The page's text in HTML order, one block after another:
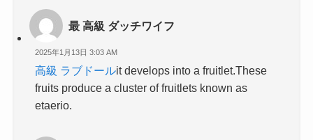
最 高級 ダッチワイフ
2025年1月13日 3:03 AM
高級 ラブドールit develops into a fruitlet.These
fruits produce a cluster of fruitlets known as
etaerio.